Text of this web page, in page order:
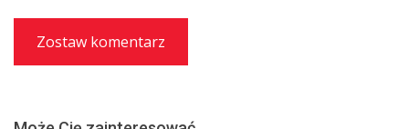
Zostaw komentarz